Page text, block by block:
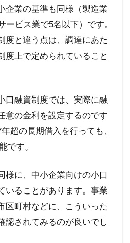
企業の基準も同様（製造業
ービス業で5名以下）です。
度と違う点は、調達にあた
度上で定められていること
口融資制度では、実際に融
意の金利を設定するのです
年超の長期借入を行っても、
です。
様に、中小企業向けの小口
いることがあります。事業
区町村などに、こういった
認されてみるのが良いでし